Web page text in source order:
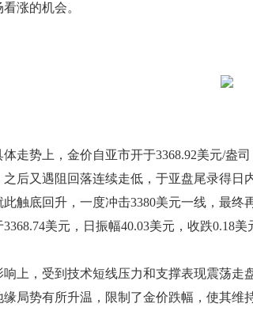
涨的机会。
势上，金价自亚市开于3368.92美元/盎司
之后又遇阻回落连续走低，于亚盘尾录得日
此触底回升，一度冲击3380美元一线，最终
美元，日振幅40.03美元，收跌0.18美
，受到技术短线压力和支撑表现震荡走
缘局势有所升温，限制了金价跌幅，使其维